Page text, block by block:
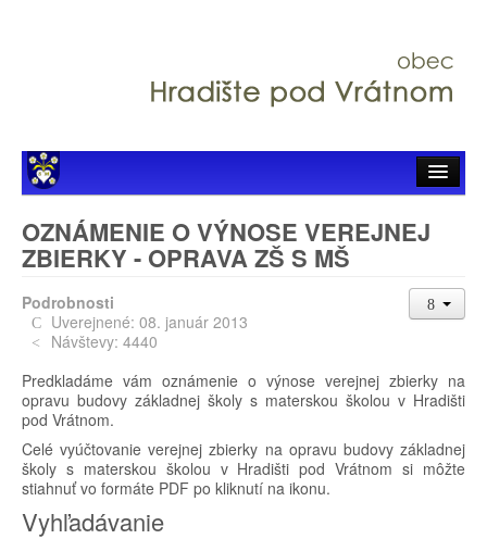
Hlavné menu
Samospráva
Zverejňovanie
Organizácie
OZNÁMENIE O VÝNOSE VEREJNEJ
ZBIERKY - OPRAVA ZŠ S MŠ
Podrobnosti
Uverejnené: 08. január 2013
Návštevy: 4440
Predkladáme vám oznámenie o výnose verejnej zbierky na
opravu budovy základnej školy s materskou školou v Hradišti
pod Vrátnom.
Celé vyúčtovanie verejnej zbierky na opravu budovy základnej
školy s materskou školou v Hradišti pod Vrátnom si môžte
stiahnuť vo formáte PDF po kliknutí na ikonu.
Vyhľadávanie